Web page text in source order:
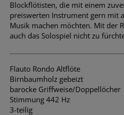
Blockflötisten, die mit einem
preiswerten Instrument gern mit
Musik machen möchten. Mit der
auch das Solospiel nicht zu
Flauto Rondo Altflöte
Birnbaumholz gebeizt
barocke Griffweise/Doppellöcher
Stimmung 442 Hz
3-teilig